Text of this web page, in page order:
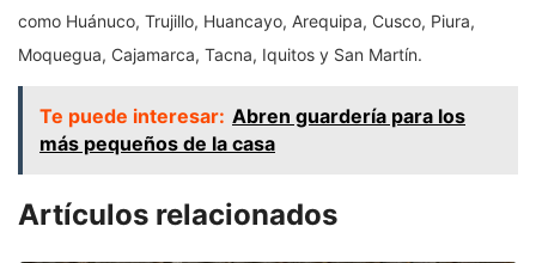
como Huánuco, Trujillo, Huancayo, Arequipa, Cusco, Piura,
Moquegua, Cajamarca, Tacna, Iquitos y San Martín.
Te puede interesar: Abren guardería para los
más pequeños de la casa
Artículos relacionados